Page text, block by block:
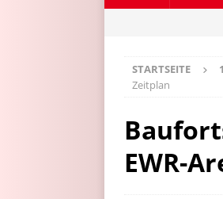
STARTSEITE
Zeitplan
EWR-